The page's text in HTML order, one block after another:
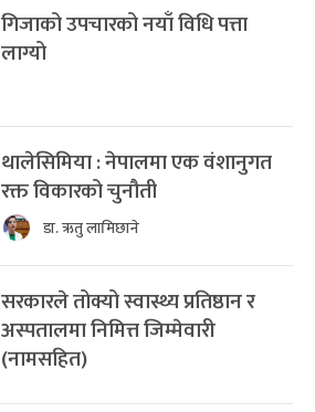
गिजाको उपचारको नयाँ विधि पत्ता
लाग्यो
थालेसिमिया : नेपालमा एक वंशानुगत
रक्त विकारको चुनौती
डा. ऋतु लामिछाने
सरकारले तोक्यो स्वास्थ्य प्रतिष्ठान र
अस्पतालमा निमित्त जिम्मेवारी
(नामसहित)